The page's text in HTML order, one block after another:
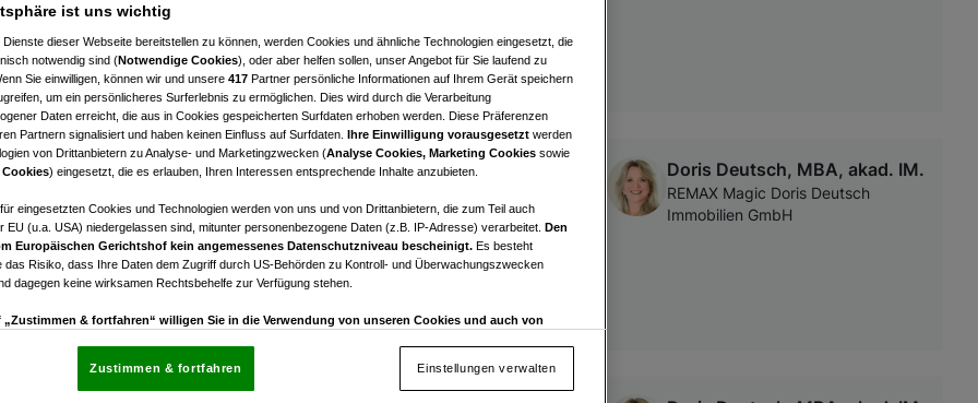
€ 899.000,00
Kaufpreis
Doris Deutsch, MBA, akad. IM.
REMAX Magic Doris Deutsch
Immobilien GmbH
ist uns wichtig
Dienste dieser Webseite bereitstellen zu können, werden Cookies und ähnliche Technologien eingesetzt, die
notwendig sind (Notwendige Cookies), oder aber helfen sollen, unser Angebot für Sie laufend zu
Sie einwilligen, können wir und unsere 417 Partner persönliche Informationen auf Ihrem Gerät speichern
um ein persönlicheres Surferlebnis zu ermöglichen. Dies wird durch die Verarbeitung
Daten erreicht, die aus in Cookies gespeicherten Surfdaten erhoben werden. Diese Präferenzen
Partnern signalisiert und haben keinen Einfluss auf Surfdaten. Ihre Einwilligung vorausgesetzt werden
von Drittanbietern zu Analyse- und Marketingzwecken (Analyse Cookies, Marketing Cookies sowie
) eingesetzt, die es erlauben, Ihren Interessen entsprechende Inhalte anzubieten.
eingesetzten Cookies und Technologien werden von uns und von Drittanbietern, die zum Teil auch
EU (u.a. USA) niedergelassen sind, mitunter personenbezogene Daten (z.B. IP-Adresse) verarbeitet. Den
Europäischen Gerichtshof kein angemessenes Datenschutzniveau bescheinigt. Es besteht
das Risiko, dass Ihre Daten dem Zugriff durch US-Behörden zu Kontroll- und Überwachungszwecken
dagegen keine wirksamen Rechtsbehelfe zur Verfügung stehen.
„Zustimmen & fortfahren“ willigen Sie in die Verwendung von unseren Cookies und auch von
die sich auf jeder Seite unten im Footer befinden.
Einstellungen verwalten
Zustimmen & fortfahren